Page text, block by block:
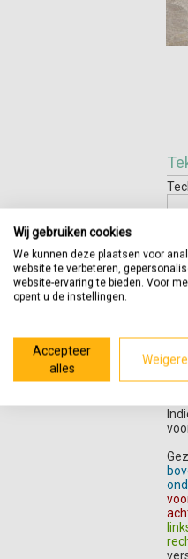
Dit
Wij gebruiken cookies
We kunnen deze plaatsen voor
website te verbeteren,
website-ervaring te bieden. Voor
opent u de instellingen.
Accepteer
alles